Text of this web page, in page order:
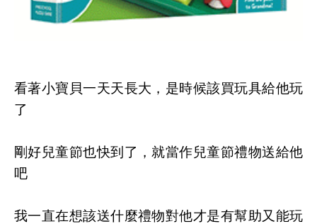
看著小寶貝一天天長大，是時候該買玩具給他玩
了
剛好兒童節也快到了，就當作兒童節禮物送給他
吧
我一直在想該送什麼禮物對他才是有幫助又能玩